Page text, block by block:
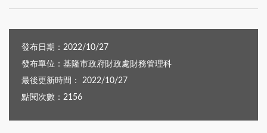
發布日期：2022/10/27
發布單位：基隆市政府財政處財務管理科
最後更新時間： 2022/10/27
點閱次數：2156